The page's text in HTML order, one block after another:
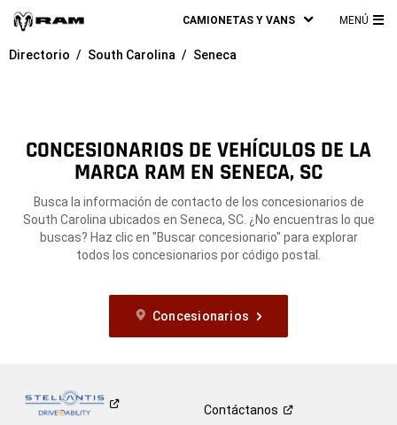
CAMIONETAS Y VANS MENÚ
Directorio South Carolina Seneca
CONCESIONARIOS DE VEHÍCULOS DE LA
MARCA RAM EN SENECA, SC
Busca la información de contacto de los concesionarios de
South Carolina ubicados en Seneca, SC. ¿No encuentras lo que
buscas? Haz clic en "Buscar concesionario" para explorar
todos los concesionarios por código postal.
Concesionarios
Contáctanos